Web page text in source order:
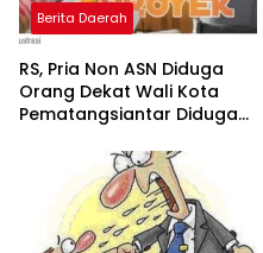
Berita Daerah
RS, Pria Non ASN Diduga
Orang Dekat Wali Kota
Pematangsiantar Diduga
Kontraktor